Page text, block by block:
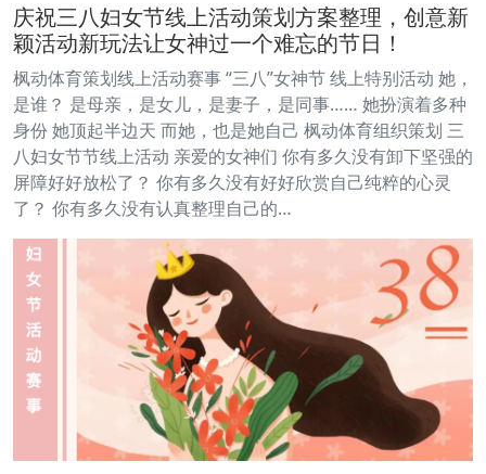
庆祝三八妇女节线上活动策划方案整理，创意新
颖活动新玩法让女神过一个难忘的节日！
枫动体育策划线上活动赛事 “三八”女神节 线上特别活动 她，
是谁？ 是母亲，是女儿，是妻子，是同事…… 她扮演着多种
身份 她顶起半边天 而她，也是她自己 枫动体育组织策划 三
八妇女节节线上活动 亲爱的女神们 你有多久没有卸下坚强的
屏障好好放松了？ 你有多久没有好好欣赏自己纯粹的心灵
了？ 你有多久没有认真整理自己的…